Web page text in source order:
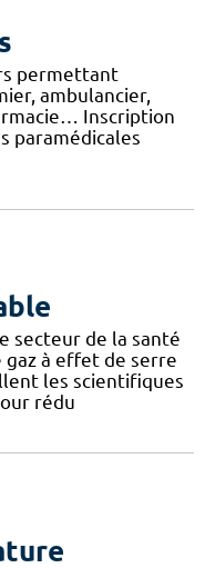
permettant
ambulancier,
Inscription
paramédicales
secteur de la santé
gaz à effet de serre
les scientifiques
rédu